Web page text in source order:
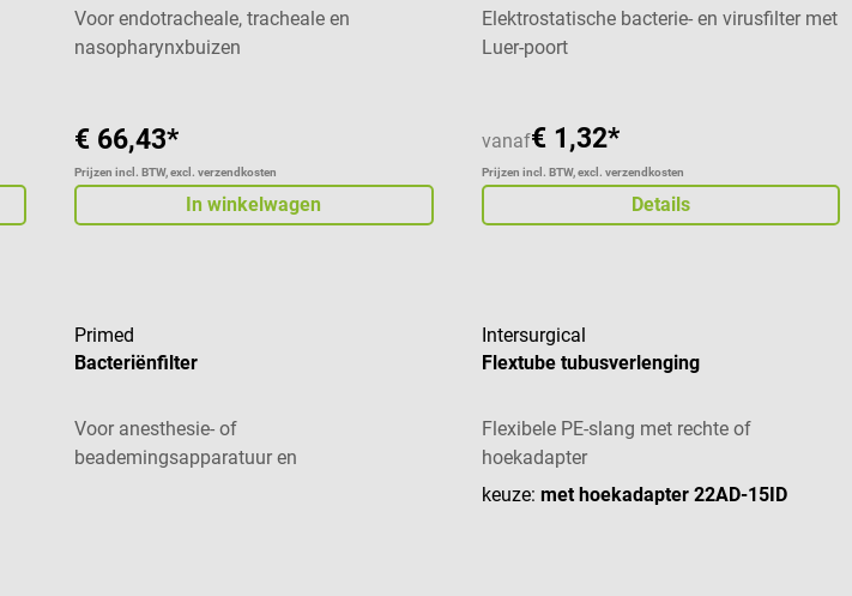
Voor endotracheale, tracheale en
nasopharynxbuizen
€ 66,43*
Prijzen incl. BTW, excl. verzendkosten
In winkelwagen
Elektrostatische bacterie- en virusfilter met
Luer-poort
vanaf€ 1,32*
Prijzen incl. BTW, excl. verzendkosten
Details
Primed
Bacteriënfilter
Voor anesthesie- of
beademingsapparatuur en
Intersurgical
Flextube tubusverlenging
Flexibele PE-slang met rechte of
hoekadapter
keuze: met hoekadapter 22AD-15ID